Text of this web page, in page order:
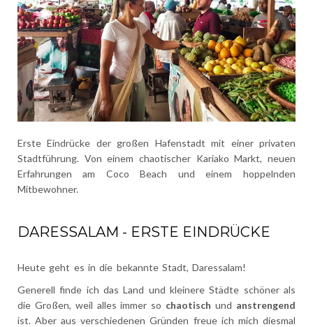
Erste Eindrücke der großen Hafenstadt mit einer privaten
Stadtführung. Von einem chaotischer Kariako Markt, neuen
Erfahrungen am Coco Beach und einem hoppelnden
Mitbewohner.
DARESSALAM - ERSTE EINDRÜCKE
Heute geht es in die bekannte Stadt, Daressalam!
Generell finde ich das Land und kleinere Städte schöner als
die Großen, weil alles immer so chaotisch und anstrengend
ist. Aber aus verschiedenen Gründen freue ich mich diesmal